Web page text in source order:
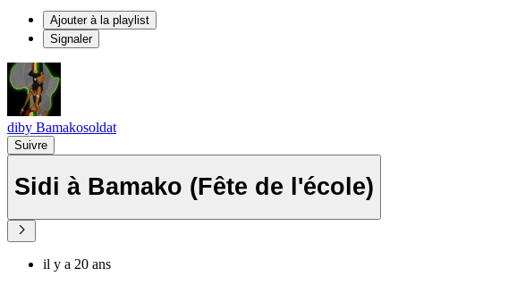
Ajouter à la playlist
Signaler
diby Bamakosoldat
Suivre
Sidi à Bamako (Fête de l'école)
il y a 20 ans